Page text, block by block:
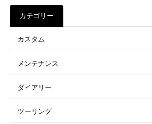
カテゴリー
カスタム
メンテナンス
ダイアリー
ツーリング